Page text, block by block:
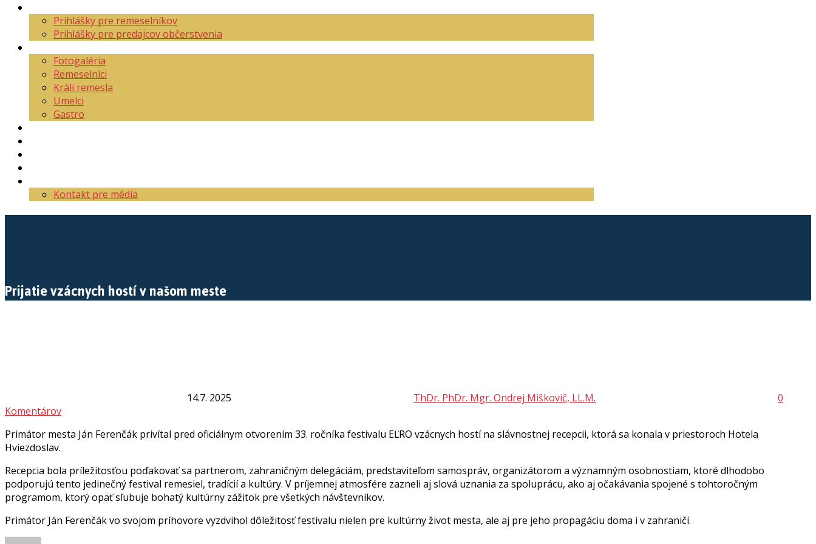
Prihlášky pre remeselníkov
Prihlášky pre predajcov občerstvenia
Fotogaléria
Remeselníci
Králi remesla
Umelci
Gastro
Kontakt pre média
Prijatie vzácnych hostí v našom meste
14.7. 2025 ThDr. PhDr. Mgr. Ondrej Miškovič, LL.M.
0
Komentárov
Primátor mesta Ján Ferenčák privítal pred oficiálnym otvorením 33. ročníka festivalu EĽRO vzácnych hostí na slávnostnej recepcii, ktorá sa konala v priestoroch Hotela
Hviezdoslav.
Recepcia bola príležitosťou poďakovať sa partnerom, zahraničným delegáciám, predstaviteľom samospráv, organizátorom a významným osobnostiam, ktoré dlhodobo
podporujú tento jedinečný festival remesiel, tradícií a kultúry. V príjemnej atmosfére zazneli aj slová uznania za spoluprácu, ako aj očakávania spojené s tohtoročným
programom, ktorý opäť sľubuje bohatý kultúrny zážitok pre všetkých návštevníkov.
Primátor Ján Ferenčákvo svojom príhovore vyzdvihol dôležitosť festivalu nielen pre kultúrny život mesta, ale aj pre jeho propagáciu doma i v zahraničí.